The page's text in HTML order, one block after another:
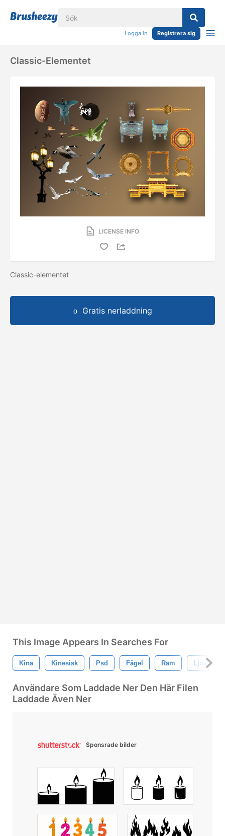
Logga in Registrera sig
Classic-Elementet
LICENSE INFO
Classic-elementet
Gratis nerladdning
This Image Appears In Searches For
Kina Kinesisk Psd Fågel Ram Ljus
Användare Som Laddade Ner Den Här Filen
Laddade Även Ner
Sponsrade bilder